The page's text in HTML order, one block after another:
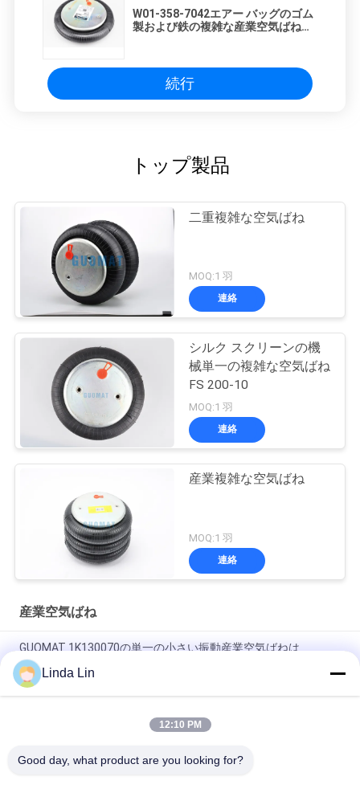
W01-358-7042エアー バッグのゴム
製および鉄の複雑な産業空気ばねの
続行
トップ製品
二重複雑な空気ばね
MOQ:1 羽
連絡
シルク スクリーンの機
械単一の複雑な空気ばね
FS 200-10
MOQ:1 羽
連絡
産業複雑な空気ばね
MOQ:1 羽
連絡
産業空気ばね
GUOMAT 1K130070の単一の小さい振動産業空気ばねは
Goodyear 1B5-500を示します
ゴム製鋼鉄EB-165-65 Festoの空気ばねのアクチュエーター
Linda Lin
12:10 PM
Good day, what product are you looking for?